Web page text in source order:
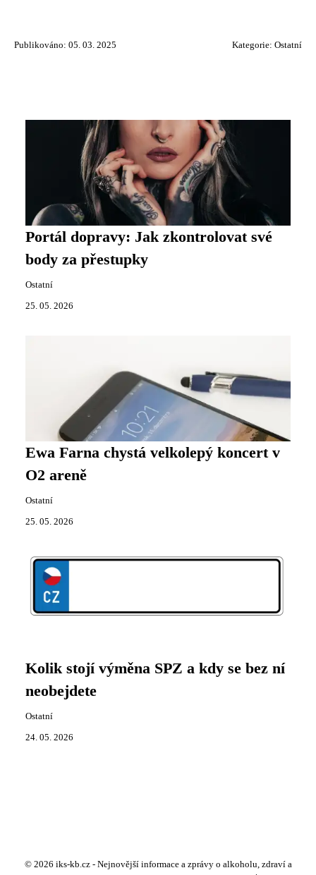
Publikováno: 05. 03. 2025 Kategorie: Ostatní
Portál dopravy: Jak zkontrolovat své
body za přestupky
Ostatní
25. 05. 2026
Ewa Farna chystá velkolepý koncert v
O2 areně
Ostatní
25. 05. 2026
Kolik stojí výměna SPZ a kdy se bez ní
neobejdete
Ostatní
24. 05. 2026
© 2026 iks-kb.cz - Nejnovější informace a zprávy o alkoholu, zdraví a